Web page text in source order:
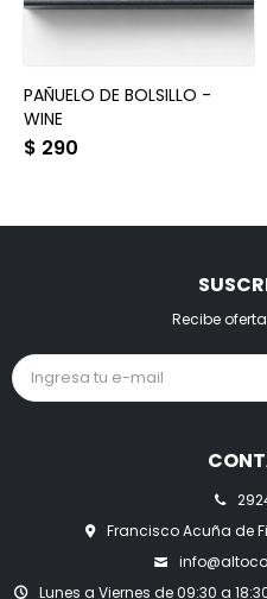
PAÑUELO DE BOLSILLO -
WINE
$ 290
Francisco Acuña de
Lunes a Viernes de 09:30 a
Recibe